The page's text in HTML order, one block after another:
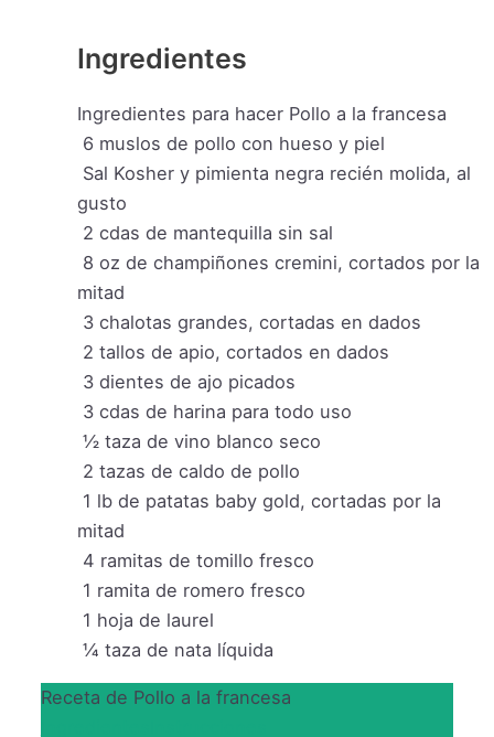
Ingredientes
Ingredientes para hacer Pollo a la francesa
6 muslos de pollo con hueso y piel
Sal Kosher y pimienta negra recién molida, al
gusto
2 cdas de mantequilla sin sal
8 oz de champiñones cremini, cortados por la
mitad
3 chalotas grandes, cortadas en dados
2 tallos de apio, cortados en dados
3 dientes de ajo picados
3 cdas de harina para todo uso
½ taza de vino blanco seco
2 tazas de caldo de pollo
1 lb de patatas baby gold, cortadas por la
mitad
4 ramitas de tomillo fresco
1 ramita de romero fresco
1 hoja de laurel
¼ taza de nata líquida
Receta de Pollo a la francesa